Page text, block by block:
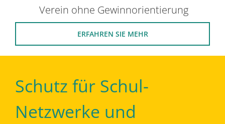
Verein ohne Gewinnorientierung
ERFAHREN SIE MEHR
Schutz für Schul-
Netzwerke und